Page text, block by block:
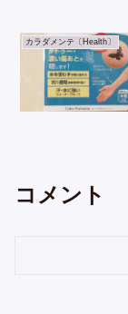
カラダメンテ〔Health〕
コメント